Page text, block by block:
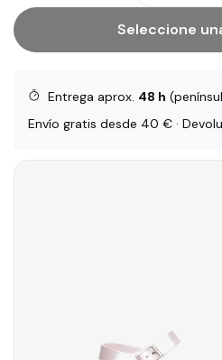
Seleccione
Entrega aprox. 48 h
Envío gratis desde 40 € ·